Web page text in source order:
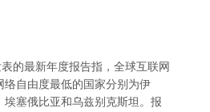
的最新年度报告指，全球互联网
络自由度最低的国家分别为伊
塞俄比亚和乌兹别克斯坦。报